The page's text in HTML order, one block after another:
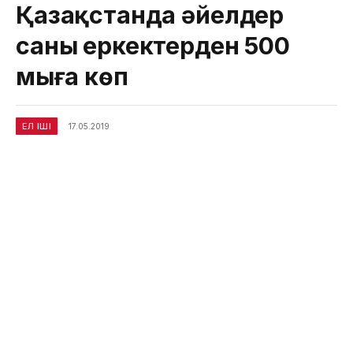
Қазақстанда әйелдер
саны еркектерден 500
мыңға көп
ЕЛ ІШІ 17.05.2019